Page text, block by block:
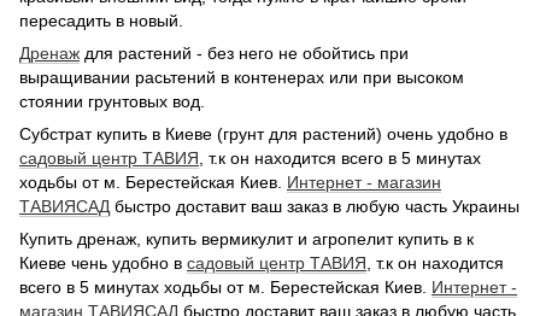
пересадить в новый.
Дренаж для растений - без него не обойтись при
выращивании расьтений в контенерах или при высоком
стоянии грунтовых вод.
Субстрат купить в Киеве (грунт для растений) очень удобно в
садовый центр ТАВИЯ т.к он находится всего в 5 минутах
ходьбы от м. Берестейская Киев. Интернет - магазин
ТАВИЯСАД быстро доставит ваш заказ в любую часть Украины
Купить дренаж, купить вермикулит и агропелит купить в к
Киеве чень удобно в садовый центр ТАВИЯ т.к он находится
всего в 5 минутах ходьбы от м. Берестейская Киев. Интернет -
магазин ТАВИЯСАД быстро доставит ваш заказ в любую часть